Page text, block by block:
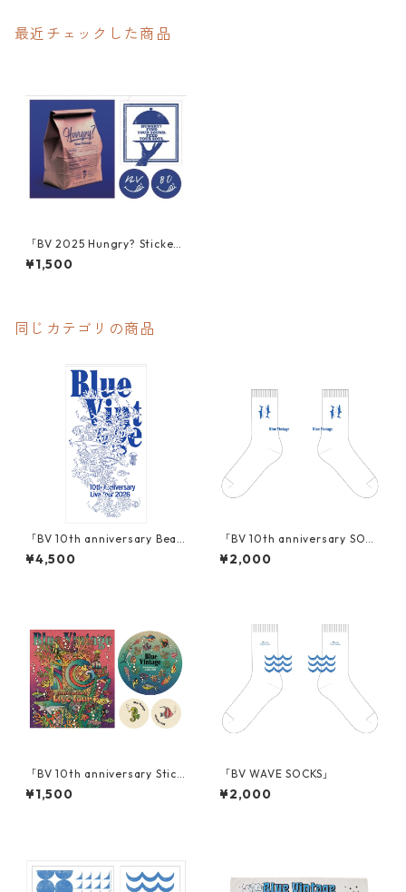
最近チェックした商品
「BV 2025 Hungry? Sticke
r」
¥1,500
同じカテゴリの商品
「BV 10th anniversary Beac
h towel」
¥4,500
「BV 10th anniversary SOCK
S」
¥2,000
「BV 10th anniversary Stick
er」
¥1,500
「BV WAVE SOCKS」
¥2,000